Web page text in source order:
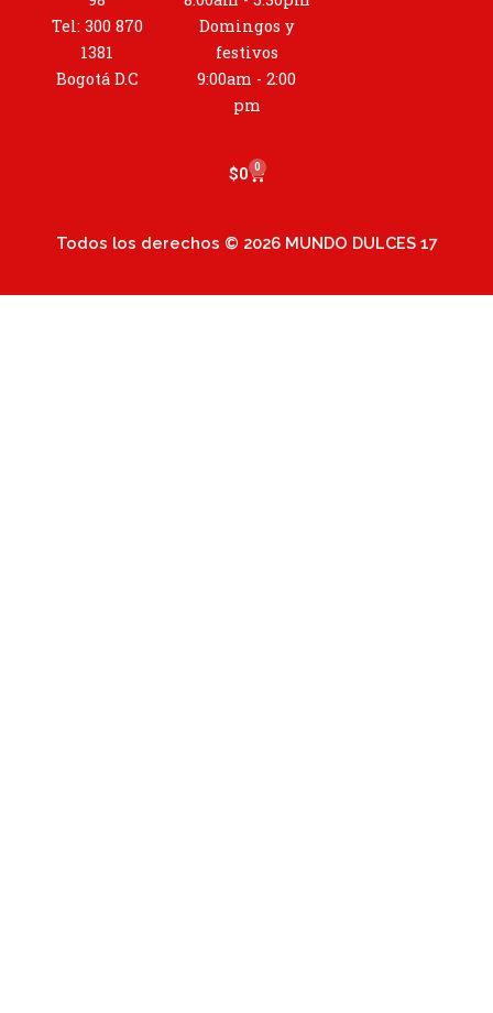
Tel: 300 870
1381
Bogotá D.C
Domingos y
festivos
9:00am - 2:00
pm
$0 0
Cart
Todos los derechos © 2026 MUNDO DULCES 17